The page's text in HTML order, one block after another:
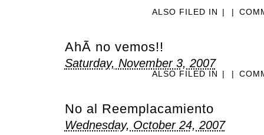
ALSO FILED IN | |
AhÃ­ no vemos!!
Saturday, November 3, 2007
ALSO FILED IN | |
No al Reemplacamiento
Wednesday, October 24, 2007